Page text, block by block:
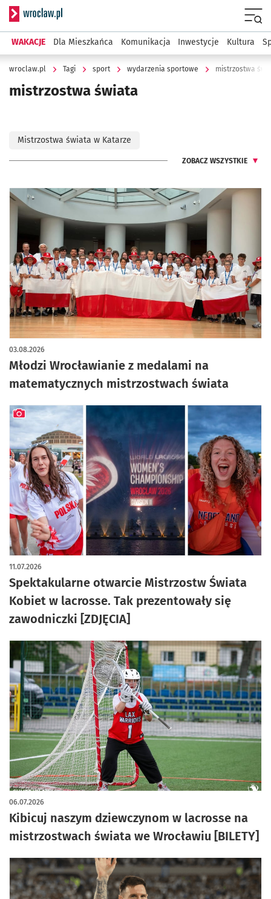
Serwis informacyjny wroclaw.pl
WAKACJE Dla Mieszkańca Komunikacja Inwestycje Kultura
wroclaw.pl Tagi sport wydarzenia sportowe mistrzostwa
mistrzostwa świata
Mistrzostwa świata w Katarze
ZOBACZ WSZYSTKIE
Młodzi Wrocławianie z medalami na
matematycznych mistrzostwach świata
03.08.2026
Spektakularne otwarcie Mistrzostw Świata
Kobiet w lacrosse. Tak prezentowały się
zawodniczki [ZDJĘCIA]
11.07.2026
artykuł z galerią zdjęć
Kibicuj naszym dziewczynom w lacrosse na
mistrzostwach świata we Wrocławiu [BILETY]
06.07.2026